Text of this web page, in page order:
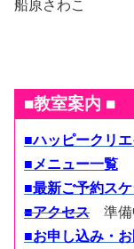
船原さわこ
■教室案内 ■
■ハッピークリ
■メニュー一覧
■最新ご予約ス
■アクセス 準備
■お申し込み・